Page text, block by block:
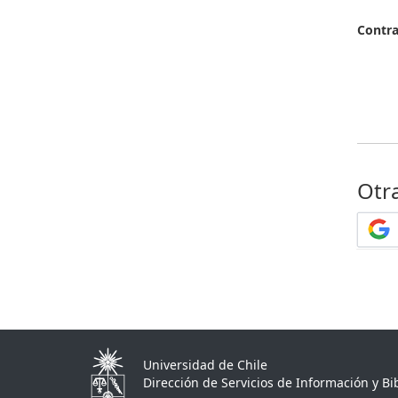
Universidad de Chile
Dirección de Servicios de Información y